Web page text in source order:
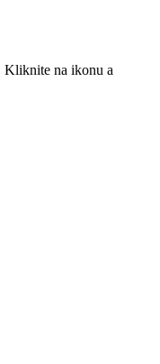
Kliknite na ikonu a